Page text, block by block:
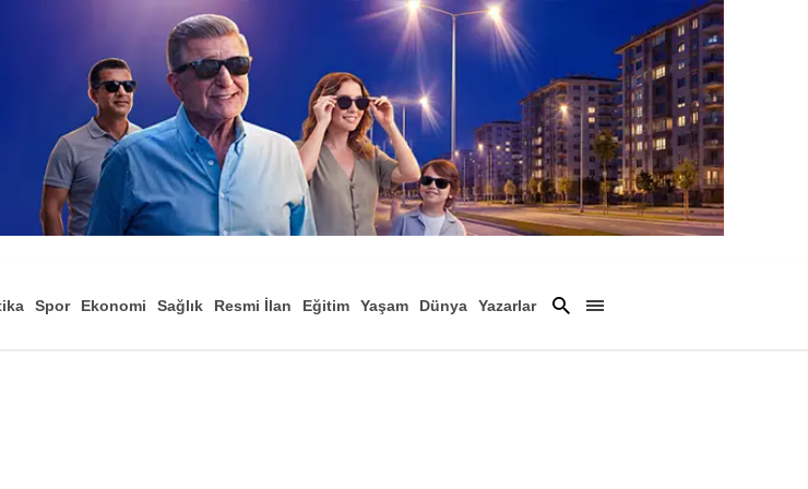
Spor Ekonomi Sağlık Resmi İlan Eğitim Yaşam
Dünya
Yazarlar